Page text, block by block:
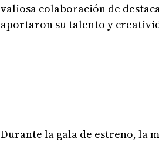
valiosa colaboración de
aportaron su talento y
Durante la gala de estreno, la